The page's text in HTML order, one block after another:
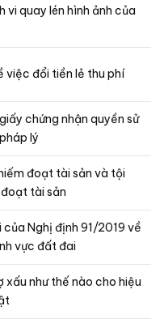
vi quay lén hình ảnh của
việc đổi tiền lẻ thu phí
chứng nhận quyền sử
lý
đoạt tài sản và tội
tài sản
Nghị định 91/2019 về
vực đất đai
xấu như thế nào cho hiệu